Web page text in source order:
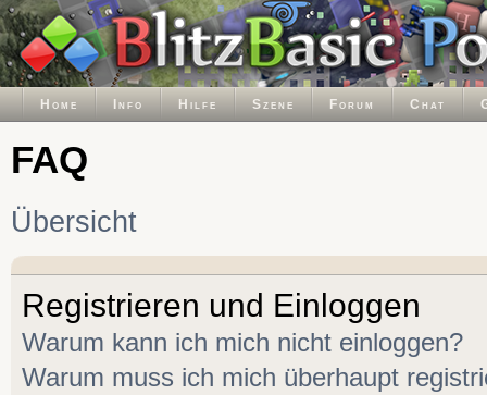
Home Info Hilfe Szene Forum Chat
FAQ
Übersicht
Registrieren und Einloggen
Warum kann ich mich nicht einloggen?
Warum muss ich mich überhaupt